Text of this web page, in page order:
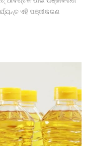
ଏହି ପଞ୍ଜୀକରଣ